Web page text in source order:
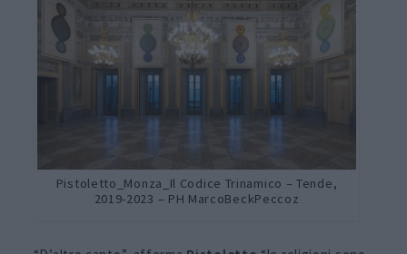
Pistoletto_Monza_Il Codice Trinamico – Tende,
2019-2023 – PH MarcoBeckPeccoz